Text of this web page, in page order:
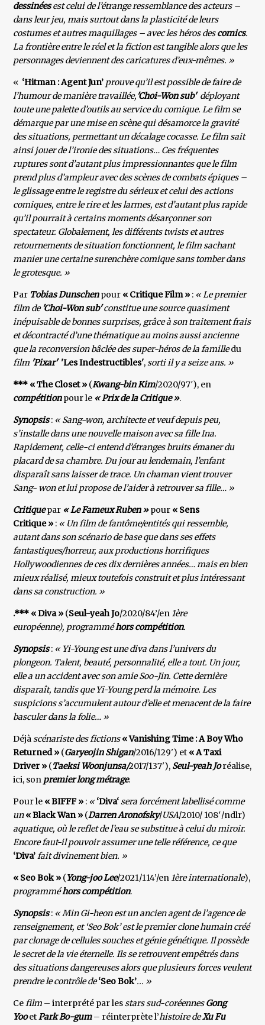
dessinéesest celui de l’étrange ressemblance des acteurs –
dans leur jeu, mais surtout dans la plasticité de leurs
costumes et autres maquillages – avec les héros descomics.
La frontière entre le réel et la fiction est tangible alors que les
personnages deviennent des caricatures d’eux-mêmes. »
« ‘Hitman : Agent Jun’ prouve qu’il est possible de faire de
l’humour de manière travaillée, 'Choi-Won sub' déployant
toute une palette d’outils au service du comique. Le film se
démarque par une mise en scène qui désamorce la gravité
des situations, permettant un décalage cocasse. Le film sait
ainsi jouer de l’ironie des situations… Ces fréquentes
ruptures sont d’autant plus impressionnantes que le film
prend plus d’ampleur avec des scènes de combats épiques –
le glissage entre le registre du sérieux et celui des actions
comiques, entre le rire et les larmes, est d’autant plus rapide
qu’il pourrait à certains moments désarçonner son
spectateur. Globalement, les différents twists et autres
retournements de situation fonctionnent, le film sachant
manier une certaine surenchère comique sans tomber dans
le grotesque. »
Par Tobias Dunschenpour « Critique Film » : « Le premier
film de 'Choi-Won sub'constitue une source quasiment
inépuisable de bonnes surprises, grâce à son traitement frais
et décontracté d’une thématique au moins aussi ancienne
que la reconversion bâclée des super-héros de la familledu
film 'Pixar''Les Indestructibles',sorti il y a seize ans. »
*** « The Closet » (Kwang-bin Kim/2020/97′), en
compétitionpour le « Prix de la Critique ».
Synopsis: « Sang-won, architecte et veuf depuis peu,
s’installe dans une nouvelle maison avec sa fille Ina.
Rapidement, celle-ci entend d’étranges bruits émaner du
placard de sa chambre. Du jour au lendemain, l’enfant
disparaît sans laisser de trace. Un chaman vient trouver
Sang- won et lui propose de l’aider à retrouver sa fille… »
Critiquepar « Le Fameux Ruben »pour « Sens
Critique » : « Un film de fantôme/entités qui ressemble,
autant dans son scénario de base que dans ses effets
fantastiques/horreur, aux productions horrifiques
Hollywoodiennes de ces dix dernières années… mais en bien
mieux réalisé, mieux toutefois construit et plus intéressant
dans sa construction. »
.*** « Diva » (Seul-yeah Jo/2020/84’/en 1ère
européenne), programméhors compétition.
Synopsis: « Yi-Young est une diva dans l’univers du
plongeon. Talent, beauté, personnalité, elle a tout. Un jour,
elle a un accident avec son amie Soo-Jin. Cette dernière
disparaît, tandis que Yi-Young perd la mémoire. Les
suspicions s’accumulent autour d’elle et menacent de la faire
basculer dans la folie… »
Déjàscénariste des fictions« Vanishing Time : A Boy Who
Returned » (Garyeojin Shigan/2016/129') et « A Taxi
Driver » (Taeksi Woonjunsa/2017/137'), Seul-yeah Joréalise,
ici, son premier long métrage.
Pour le « BIFFF » : «‘Diva‘sera forcément labellisé comme
un« Black Wan » (Darren Aronofsky/USA/2010/ 108′/ndlr)
aquatique, où le reflet de l’eau se substitue à celui du miroir.
Encore faut-il pouvoir assumer une telle référence, ce que
‘Diva’fait divinement bien. »
« Seo Bok » (Yong-joo Lee/2021/114’/en 1ère internationale),
programméhors compétition.
Synopsis: « Min Gi-heon est un ancien agent de l’agence de
renseignement, et ‘Seo Bok’ est le premier clone humain créé
par clonage de cellules souches et génie génétique. Il possède
le secret de la vie éternelle. Ils se retrouvent empêtrés dans
des situations dangereuses alors que plusieurs forces veulent
prendre le contrôle de‘SeoBok’... »
Cefilm – interprété par lesstars sud-coréennesGong
YooetPark Bo-gum– réinterprète l’histoire deXu Fu